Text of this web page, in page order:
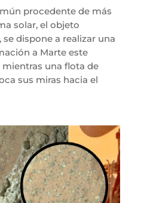
procedente de más
solar, el objeto
se dispone a realizar una
a Marte este
una flota de
sus miras hacia el